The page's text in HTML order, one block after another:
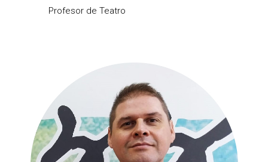
Profesor de Teatro